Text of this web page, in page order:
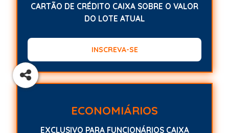
CARTÃO DE CRÉDITO CAIXA SOBRE O VALOR
DO LOTE ATUAL
INSCREVA-SE
ECONOMIÁRIOS
EXCLUSIVO PARA FUNCIONÁRIOS CAIXA